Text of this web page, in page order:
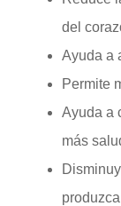
del
Ayuda a
Permite
Ayuda a
más